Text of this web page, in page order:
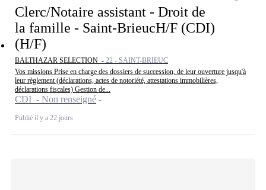
Clerc/Notaire assistant - Droit de
la famille - Saint-BrieucH/F (CDI)
(H/F)
BALTHAZAR SELECTION - 22 - SAINT-BRIEUC
Vos missions Prise en charge des dossiers de succession, de leur ouverture jusqu'à
leur règlement (déclarations, actes de notoriété, attestations immobilières,
déclarations fiscales) Gestion de...
CDI - Non renseigné
Publié il y a 22 jours